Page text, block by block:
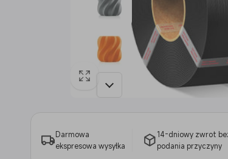
Darmowa
ekspresowa wysyłka
14-dniowy zwrot
podania przyczyny